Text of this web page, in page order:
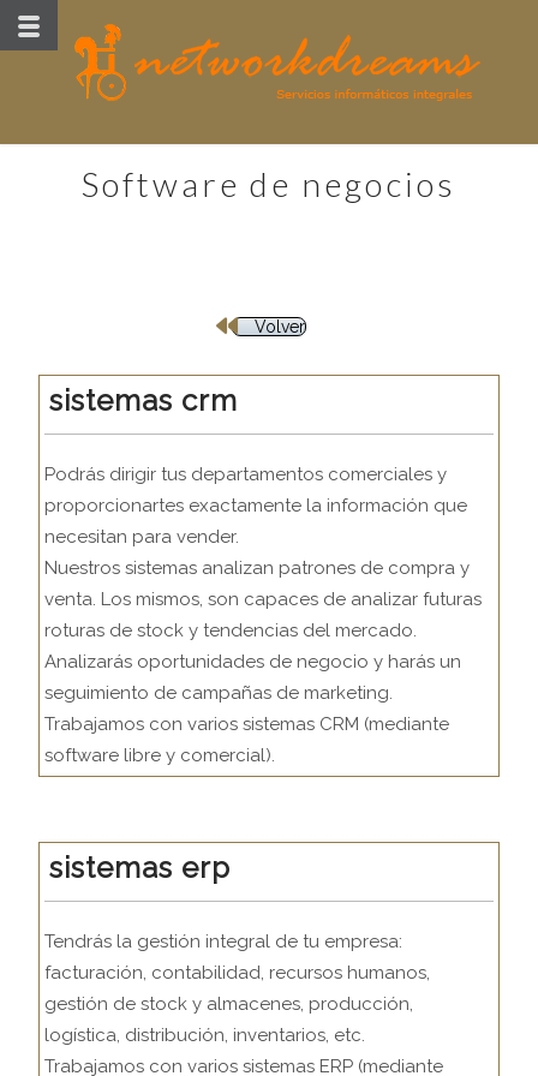
software de negocios
Volver
sistemas crm
Podrás dirigir tus departamentos comerciales y
proporcionartes exactamente la información que
necesitan para vender.
Nuestros sistemas analizan patrones de compra y
venta. Los mismos, son capaces de analizar futuras
roturas de stock y tendencias del mercado.
Analizarás oportunidades de negocio y harás un
seguimiento de campañas de marketing.
Trabajamos con varios sistemas CRM (mediante
software libre y comercial).
sistemas erp
Tendrás la gestión integral de tu empresa:
facturación, contabilidad, recursos humanos,
gestión de stock y almacenes, producción,
logística, distribución, inventarios, etc.
Trabajamos con varios sistemas ERP (mediante